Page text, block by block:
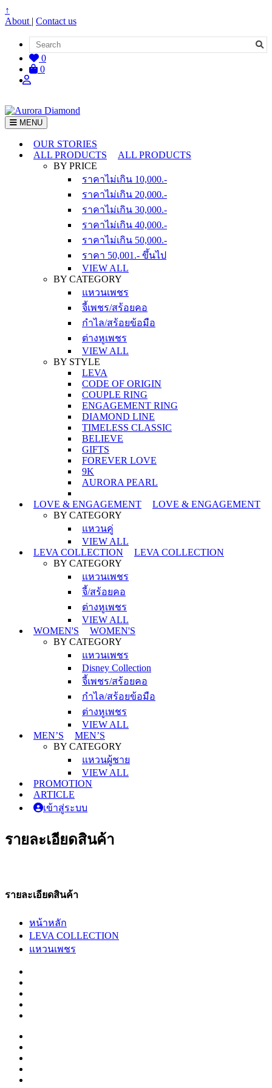
↑
About | Contact us
0
0
MENU
OUR STORIES
ALL PRODUCTS
ALL PRODUCTS
BY PRICE
ราคาไม่เกิน 10,000.-
ราคาไม่เกิน 20,000.-
ราคาไม่เกิน 30,000.-
ราคาไม่เกิน 40,000.-
ราคาไม่เกิน 50,000.-
ราคา 50,001.- ขึ้นไป
VIEW ALL
BY CATEGORY
แหวนเพชร
จี้เพชร/สร้อยคอ
กำไล/สร้อยข้อมือ
ต่างหูเพชร
VIEW ALL
BY STYLE
LEVA
CODE OF ORIGIN
COUPLE RING
ENGAGEMENT RING
DIAMOND LINE
TIMELESS CLASSIC
BELIEVE
GIFTS
FOREVER LOVE
9K
AURORA PEARL
LOVE & ENGAGEMENT
LOVE & ENGAGEMENT
BY CATEGORY
แหวนคู่
VIEW ALL
LEVA COLLECTION
LEVA COLLECTION
BY CATEGORY
แหวนเพชร
จี้/สร้อยคอ
ต่างหูเพชร
VIEW ALL
WOMEN'S
WOMEN'S
BY CATEGORY
แหวนเพชร
Disney Collection
จี้เพชร/สร้อยคอ
กำไล/สร้อยข้อมือ
ต่างหูเพชร
VIEW ALL
MEN’S
MEN’S
BY CATEGORY
แหวนผู้ชาย
VIEW ALL
PROMOTION
ARTICLE
เข้าสู่ระบบ
รายละเอียดสินค้า
รายละเอียดสินค้า
หน้าหลัก
LEVA COLLECTION
แหวนเพชร